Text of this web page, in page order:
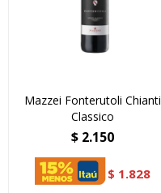
Mazzei Fonterutoli Chianti
Classico
$ 2.150
$ 1.828